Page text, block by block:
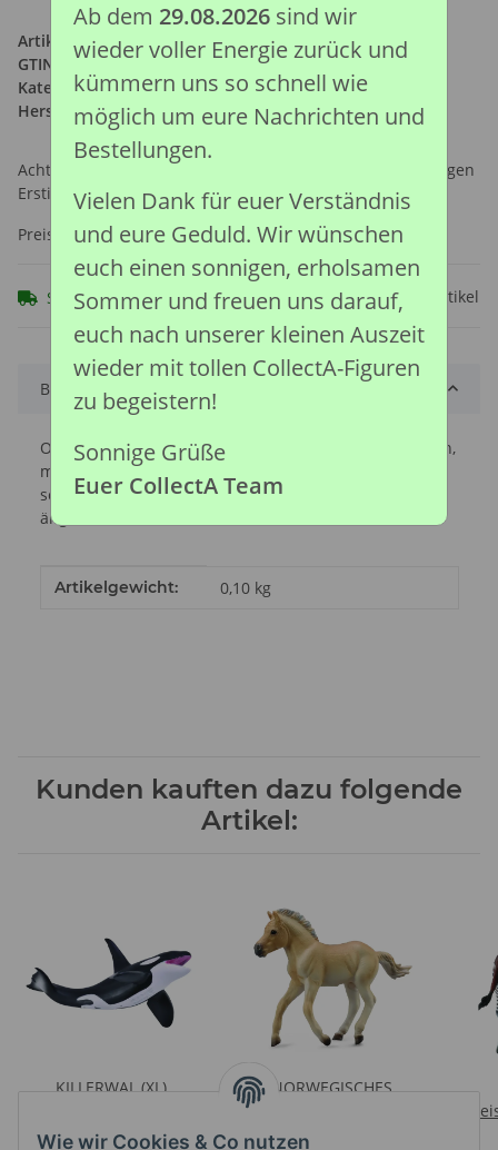
Wie wir Cookies & Co nutzen
Artikelnummer:88475
GTIN:
4892900884752
Kategorie:Pferde Kollektion
Hersteller: Collecta Global Limited
Achtung: Nicht geeignet für Kinder unter 36 Monaten, wegen
Erstickungsgefahr durch verschluckbare Kleinteile.
Preise nach Anmeldung sichtbar
Sofort verfügbar Frage zum Artikel
Beschreibung
Obwohl die meisten Araber von Natur aus dazu neigen,
mit Menschen zu kooperieren, können sie bei
schlechter Behandlung übermäßig nervös oder
ängstlich werden.
Produkteigenschaft
Wert
Artikelgewicht: 0,10 kg
Kunden kauften dazu folgende
Artikel:
KILLERWAL (XL)
sichtbar
NORWEGISCHES
FJORDFOHLEN FALBE (M)
Preise nach Anmeldung
Ab dem 29.08.2026sind wir
wieder voller Energie zurück und
kümmern uns so schnell wie
möglich um eure Nachrichten und
Bestellungen.
Vielen Dank für euer Verständnis
und eure Geduld. Wir wünschen
euch einen sonnigen, erholsamen
Sommer und freuen uns darauf,
euch nach unserer kleinen Auszeit
wieder mit tollen CollectA-Figuren
zu begeistern!
Sonnige Grüße
Euer CollectA Team